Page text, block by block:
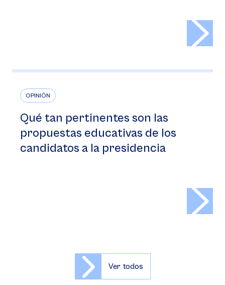
OPINIÓN
Qué tan pertinentes son las
propuestas educativas de los
candidatos a la presidencia
Ver todos